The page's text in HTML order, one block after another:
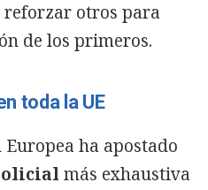
reforzar otros para
de los primeros.
toda la UE
ha apostado
más exhaustiva